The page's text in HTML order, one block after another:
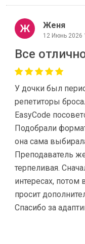
Женя
12 Июнь 2026
Все
У дочки был
репетиторы
EasyCode
Подобрали
она сама
Преподаватель
терпеливая.
интересах, потом
просит
Спасибо за